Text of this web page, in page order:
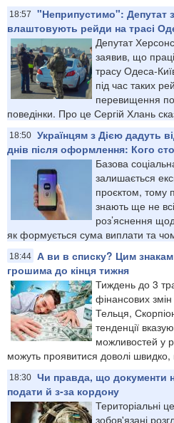
18:57
"Неприпустимо": Депутат
влаштовують рейди на трасі
Депутат
заявив, що
трасу Одеса-
під час таких
перевищення
поведінки. Про це Сергій Хлань
18:50 Українцям з Дією дадуть
днів після оформлення: Кого
Базова
залишається
проєктом, тому
знають ще не
роз’яснення
як формується сума виплати та
18:44 А ви в списку? Цим знакам
грошима до кінця тижня
Тиждень до 3
фінансових змін
Тельця,
тенденції
можливостей у
можуть проявитися доволі
18:30 Чи правда, що документи
подати й з-за кордону
Територіальні
зобов'язані